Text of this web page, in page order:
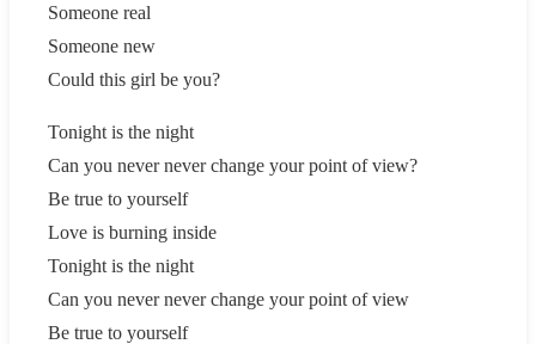
Someone real
Someone new
Could this girl be you?
Tonight is the night
Can you never never change your point of view?
Be true to yourself
Love is burning inside
Tonight is the night
Can you never never change your point of view
Be true to yourself